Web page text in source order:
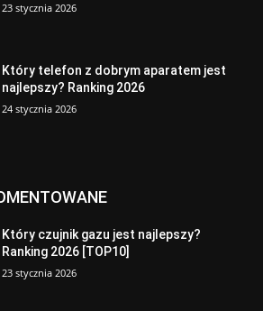
23 stycznia 2026
Który telefon z dobrym aparatem jest
najlepszy? Ranking 2026
24 stycznia 2026
Który czujnik gazu jest najlepszy?
Ranking 2026 [TOP10]
23 stycznia 2026